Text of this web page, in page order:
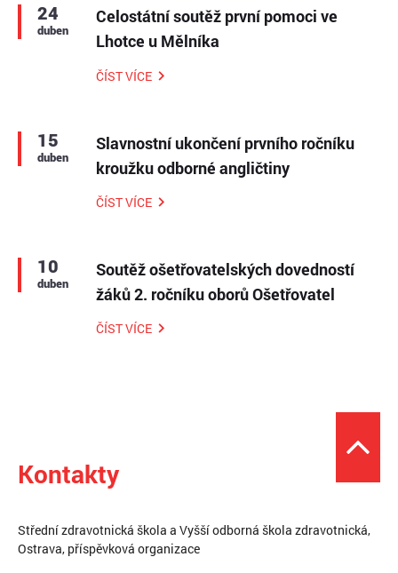
24
duben
Celostátní soutěž první pomoci ve
Lhotce u Mělníka
ČÍST VÍCE
15
duben
Slavnostní ukončení prvního ročníku
kroužku odborné angličtiny
ČÍST VÍCE
10
duben
Soutěž ošetřovatelských dovedností
žáků 2. ročníku oborů Ošetřovatel
ČÍST VÍCE
Kontakty
Střední zdravotnická škola a Vyšší odborná škola zdravotnická,
Ostrava, příspěvková organizace